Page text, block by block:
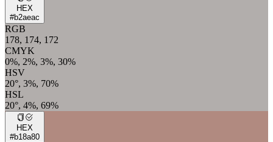
HEX
#b2aeac
RGB
178, 174, 172
CMYK
0%, 2%, 3%, 30%
HSV
20°, 3%, 70%
HSL
20°, 4%, 69%
HEX
#b18a80